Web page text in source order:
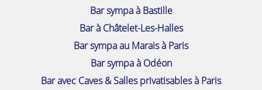
Bar sympa à Bastille
Bar à Châtelet-Les-Halles
Bar sympa au Marais à Paris
Bar sympa à Odéon
Bar avec Caves & Salles privatisables à Paris